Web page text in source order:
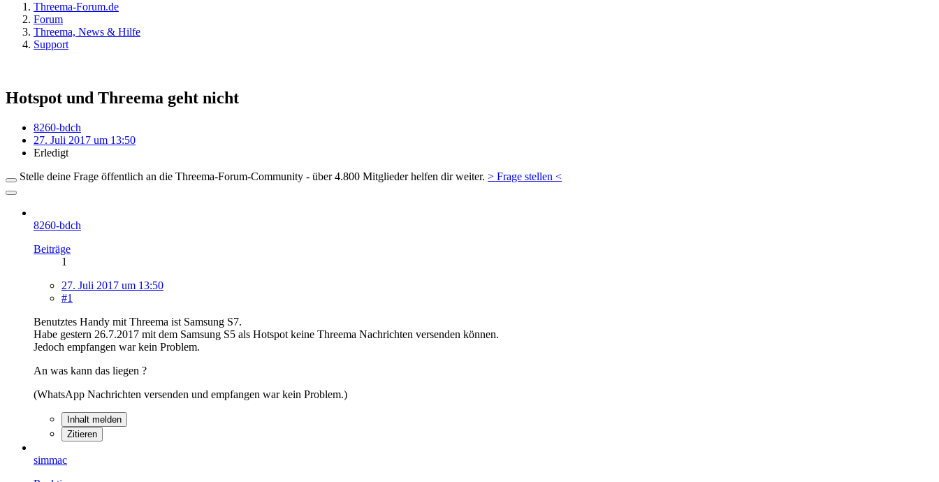
Threema-Forum.de
Forum
Threema, News & Hilfe
Support
Hotspot und Threema geht nicht
8260-bdch
27. Juli 2017 um 13:50
Erledigt
Stelle deine Frage öffentlich an die Threema-Forum-Community - über 4.800 Mitglieder helfen dir weiter. > Frage stellen <
8260-bdch
Beiträge
1
27. Juli 2017 um 13:50
#1
Benutztes Handy mit Threema ist Samsung S7.
Habe gestern 26.7.2017 mit dem Samsung S5 als Hotspot keine Threema Nachrichten versenden können.
Jedoch empfangen war kein Problem.
An was kann das liegen ?
(WhatsApp Nachrichten versenden und empfangen war kein Problem.)
Inhalt melden
Zitieren
simmac